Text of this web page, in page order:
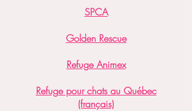
SPCA
Golden Rescue
Refuge Animex
Refuge pour chats au Québec
(français)